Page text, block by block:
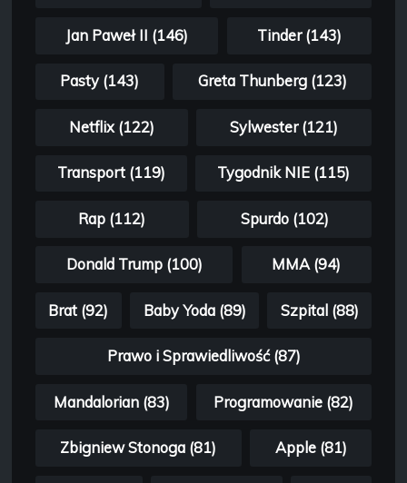
Jan Paweł II (146) Tinder (143)
Pasty (143) Greta Thunberg (123)
Netflix (122) Sylwester (121)
Transport (119) Tygodnik NIE (115)
Rap (112) Spurdo (102)
Donald Trump (100) MMA (94)
Brat (92) Baby Yoda (89) Szpital (88)
Prawo i Sprawiedliwość (87)
Mandalorian (83) Programowanie (82)
Zbigniew Stonoga (81) Apple (81)